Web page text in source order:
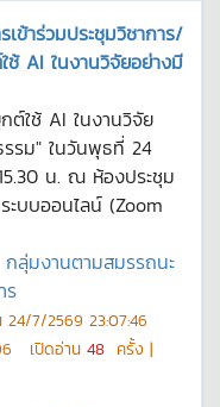
ข้าร่วมประชุมวิชาการ/
ช้ AI ในงานวิจัยอย่างมี
ต์ใช้ AI ในงานวิจัย
รรม" ในวันพุธที่ 24
น. ณ ห้องประชุม
บบออนไลน์ (Zoom
กลุ่มงานตามสมรรถนะ
ร
24/7/2569 23:07:46
เปิดอ่าน 48 ครั้ง |